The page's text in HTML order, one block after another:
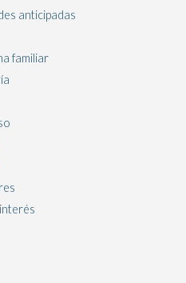
anticipadas
familiar